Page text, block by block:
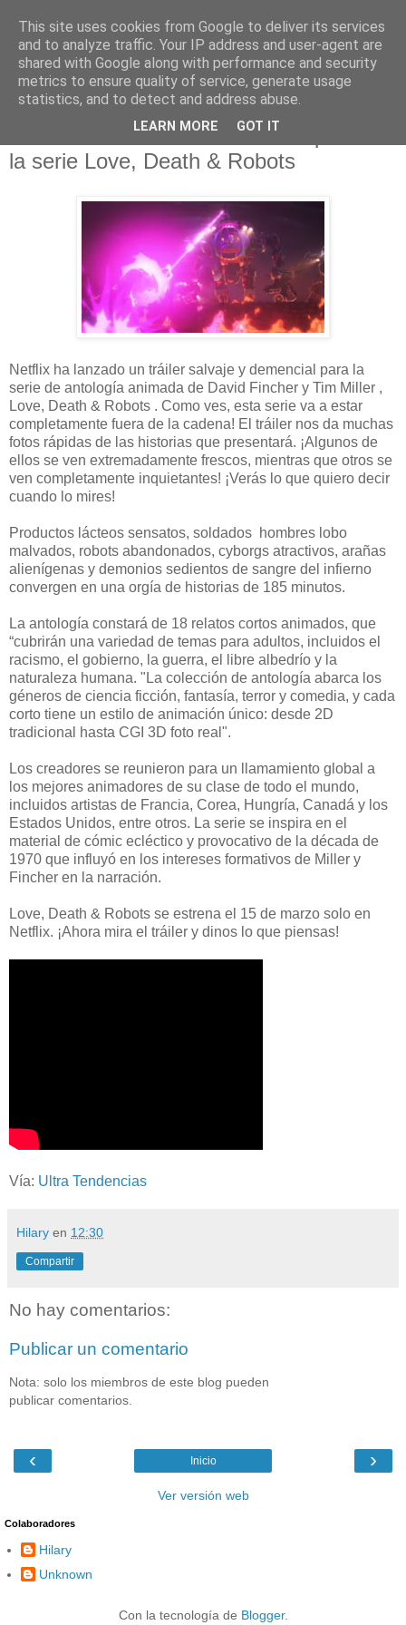
18 relatos cortos animados compondrán
la serie Love, Death & Robots
Netflix ha lanzado un tráiler salvaje y demencial para la
serie de antología animada de David Fincher y Tim Miller ,
Love, Death & Robots . Como ves, esta serie va a estar
completamente fuera de la cadena! El tráiler nos da muchas
fotos rápidas de las historias que presentará. ¡Algunos de
ellos se ven extremadamente frescos, mientras que otros se
ven completamente inquietantes! ¡Verás lo que quiero decir
cuando lo mires!
Productos lácteos sensatos, soldados hombres lobo
malvados, robots abandonados, cyborgs atractivos, arañas
alienígenas y demonios sedientos de sangre del infierno
convergen en una orgía de historias de 185 minutos.
La antología constará de 18 relatos cortos animados, que
“cubrirán una variedad de temas para adultos, incluidos el
racismo, el gobierno, la guerra, el libre albedrío y la
naturaleza humana. "La colección de antología abarca los
géneros de ciencia ficción, fantasía, terror y comedia, y cada
corto tiene un estilo de animación único: desde 2D
tradicional hasta CGI 3D foto real".
Los creadores se reunieron para un llamamiento global a
los mejores animadores de su clase de todo el mundo,
incluidos artistas de Francia, Corea, Hungría, Canadá y los
Estados Unidos, entre otros. La serie se inspira en el
material de cómic ecléctico y provocativo de la década de
1970 que influyó en los intereses formativos de Miller y
Fincher en la narración.
Love, Death & Robots se estrena el 15 de marzo solo en
Netflix. ¡Ahora mira el tráiler y dinos lo que piensas!
Vía: Ultra Tendencias
Hilary en 12:30
Compartir
No hay comentarios:
Publicar un comentario
Nota: solo los miembros de este blog pueden
publicar comentarios.
‹ ›
Inicio
Ver versión web
Colaboradores
Hilary
Unknown
Con la tecnología de Blogger.
This site uses cookies from Google to deliver its services
and to analyze traffic. Your IP address and user-agent are
shared with Google along with performance and security
metrics to ensure quality of service, generate usage
statistics, and to detect and address abuse.
LEARN MORE GOT IT